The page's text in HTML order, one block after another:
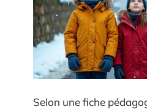
Selon une fiche